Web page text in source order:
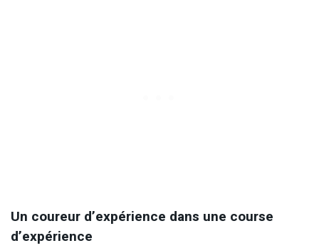
Un coureur d’expérience dans une course
d’expérience